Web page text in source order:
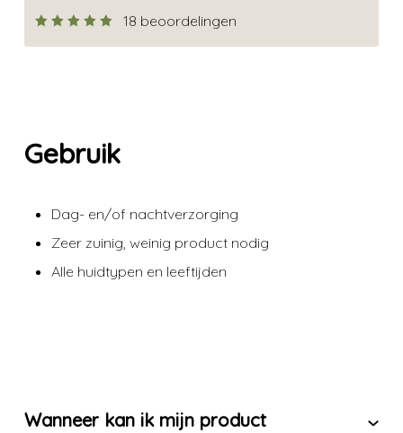
5
18 beoordelingen
Gebruik
Dag- en/of nachtverzorging
Zeer zuinig, weinig product nodig
Alle huidtypen en leeftijden
Wanneer kan ik mijn product